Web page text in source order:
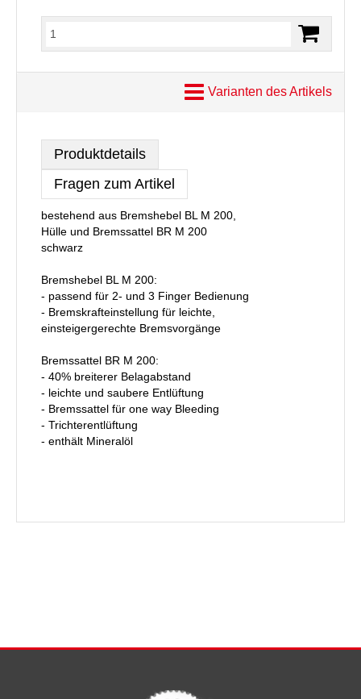
Varianten des Artikels
Produktdetails
Fragen zum Artikel
bestehend aus Bremshebel BL M 200,
Hülle und Bremssattel BR M 200
schwarz
Bremshebel BL M 200:
- passend für 2- und 3 Finger Bedienung
- Bremskrafteinstellung für leichte,
einsteigergerechte Bremsvorgänge
Bremssattel BR M 200:
- 40% breiterer Belagabstand
- leichte und saubere Entlüftung
- Bremssattel für one way Bleeding
- Trichterentlüftung
- enthält Mineralöl